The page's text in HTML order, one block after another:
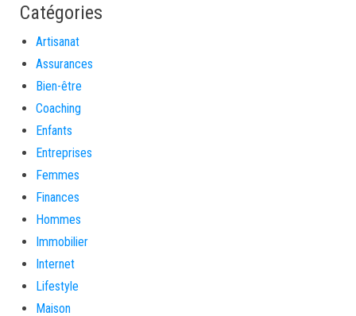
Catégories
Artisanat
Assurances
Bien-être
Coaching
Enfants
Entreprises
Femmes
Finances
Hommes
Immobilier
Internet
Lifestyle
Maison